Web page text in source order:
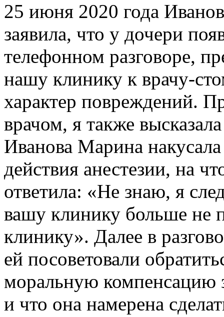
25 июня 2020 года
заявила, что у дочери
телефонном разговоре,
нашу клинику к врачу-
характер повреждений.
врачом, я также
Иванова Марина
действия анестезии, на
ответила: «Не знаю, я
вашу клинику больше не
клинику». Далее в
ей посоветовали
моральную компенсацию
и что она намерена